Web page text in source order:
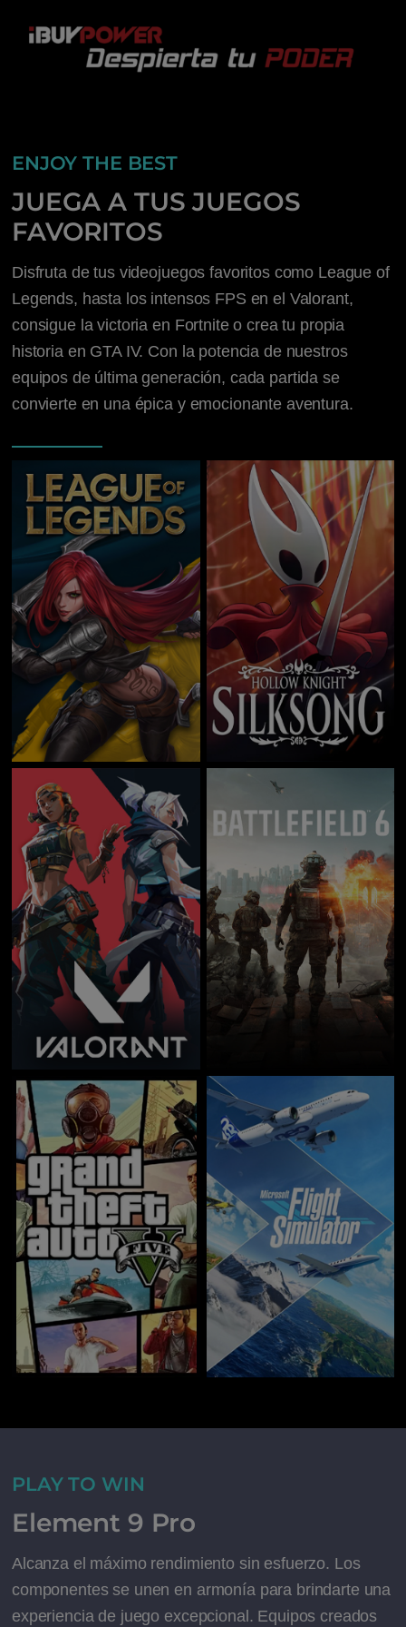
ENJOY THE BEST
JUEGA A TUS JUEGOS
FAVORITOS
Disfruta de tus videojuegos favoritos como League of
Legends, hasta los intensos FPS en el Valorant,
consigue la victoria en Fortnite o crea tu propia
historia en GTA IV. Con la potencia de nuestros
equipos de última generación, cada partida se
convierte en una épica y emocionante aventura.
PLAY TO WIN
Element 9 Pro
Alcanza el máximo rendimiento sin esfuerzo. Los
componentes se unen en armonía para brindarte una
experiencia de juego excepcional. Equipos creados